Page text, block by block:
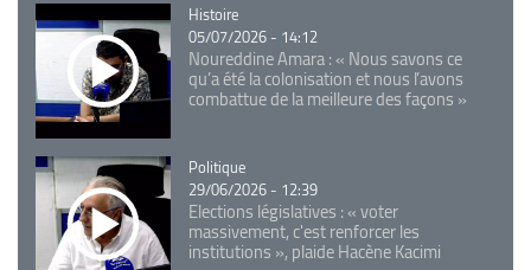
Catégorie
Histoire
05/07/2026 - 14:12
Noureddine Amara : « Nous savons ce
qu’a été la colonisation et nous l’avons
combattue de la meilleure des façons »
Catégorie
Politique
29/06/2026 - 12:39
Elections législatives : « voter
massivement, c'est renforcer les
institutions », plaide Hacène Kacimi